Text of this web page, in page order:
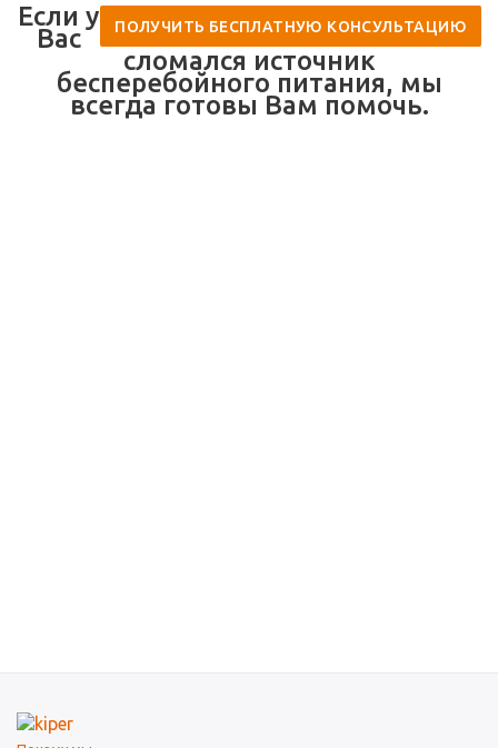
ПОЛУЧИТЬ БЕСПЛАТНУЮ КОНСУЛЬТАЦИЮ
Если у
Вас
сломался источник
бесперебойного питания, мы
всегда готовы Вам помочь.